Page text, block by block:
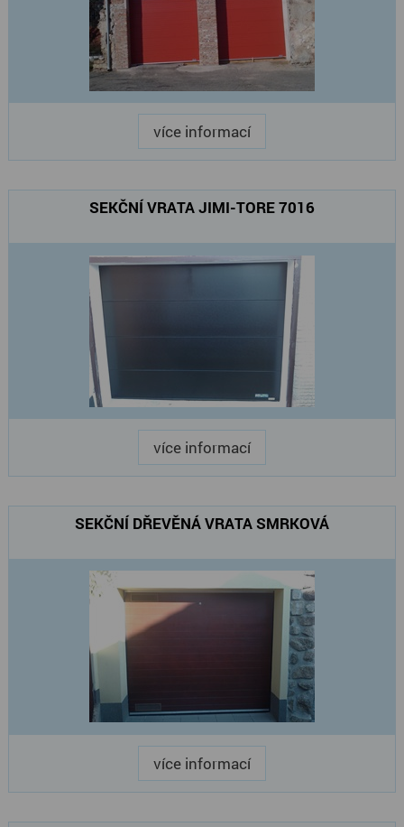
více informací
SEKČNÍ VRATA JIMI-TORE 7016
více informací
SEKČNÍ DŘEVĚNÁ VRATA SMRKOVÁ
více informací